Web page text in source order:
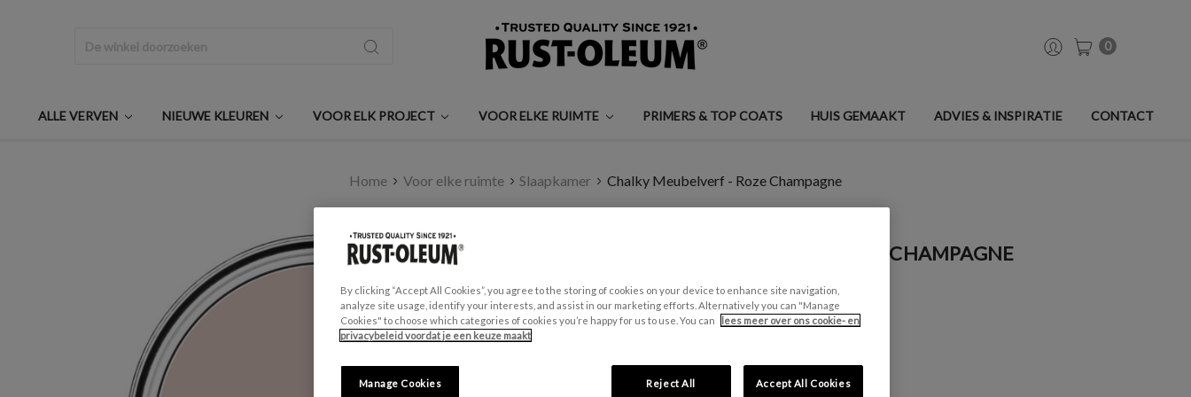
0
ALLE VERVEN NIEUWE KLEUREN VOOR ELK PROJECT VOOR ELKE RUIMTE PRIMERS & TOP COATS HUIS GEMAAKT ADVIES & INSPIRATIE CONTACT
Home Voor elke ruimte Slaapkamer Chalky Meubelverf - Roze Champagne
CHALKY MEUBELVERF - ROZE CHAMPAGNE
€0,99 - €30,00
Een beoordeling schrijven
GESCHIKT VOOR:
Meubels en plinten
By clicking “Accept All Cookies”, you agree to the storing of cookies on your device to enhance site navigation,
analyze site usage, identify your interests, and assist in our marketing efforts. Alternatively you can "Manage
Cookies" to choose which categories of cookies you’re happy for us to use. You can
lees meer over ons cookie- en
privacybeleid voordat je een keuze maakt
Reject All Accept All Cookies
Manage Cookies